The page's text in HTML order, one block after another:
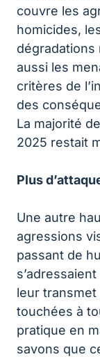
couvre les
homicides,
dégradations
aussi les
critères de
des
La majorité
2025 restait
Plus
Une autre
agressions
passant de
leur transmet
touchées à
pratique en
savons que